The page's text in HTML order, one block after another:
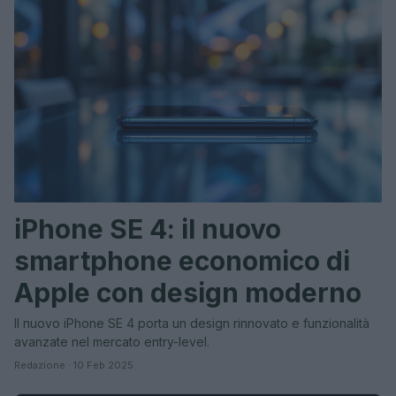
iPhone SE 4: il nuovo
smartphone economico di
Apple con design moderno
Il nuovo iPhone SE 4 porta un design rinnovato e funzionalità
avanzate nel mercato entry-level.
Redazione · 10 Feb 2025